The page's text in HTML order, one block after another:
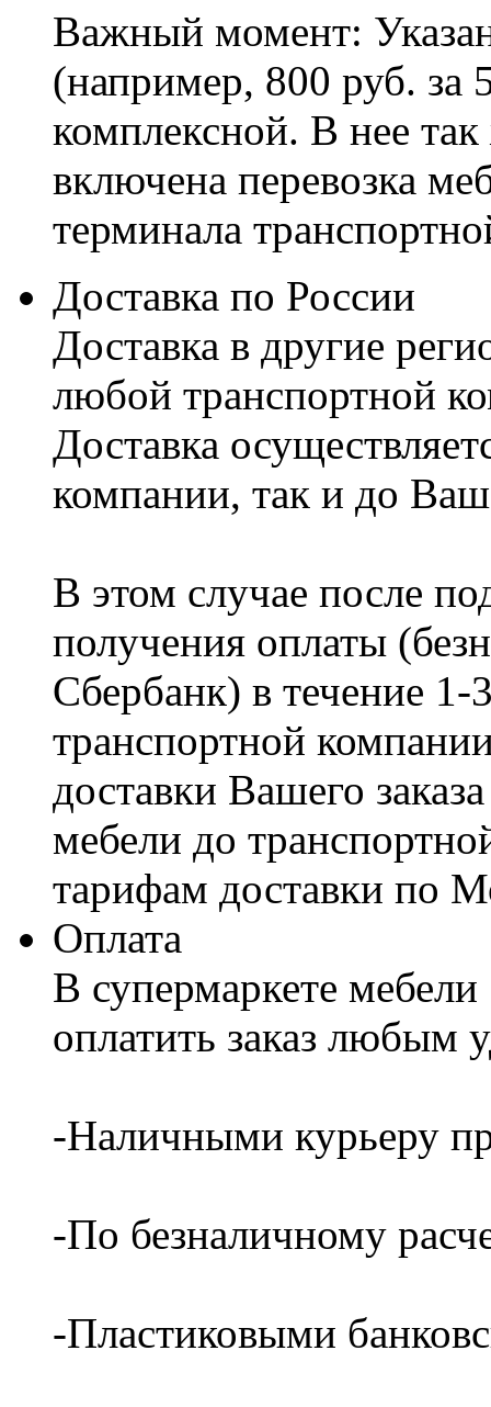
Важный момент:
(например, 800 руб. за
комплексной. В нее
включена перевозка
терминала
Доставка по России
Доставка в другие
любой транспортной
Доставка
компании, так и до
В этом случае после
получения оплаты
Сбербанк) в течение
транспортной
доставки Вашего
мебели до
тарифам доставки по
Оплата
В супермаркете
оплатить заказ любым
-Наличными курьеру
-По безналичному
-Пластиковыми